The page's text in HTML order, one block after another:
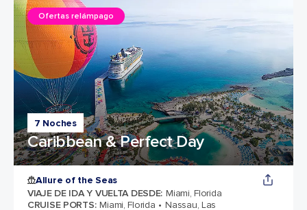
7 Noches
Caribbean & Perfect Day
Ofertas relámpago
Allure of the Seas
VIAJE DE IDA Y VUELTA DESDE: Miami, Florida
CRUISE PORTS: Miami, Florida
Nassau, Las